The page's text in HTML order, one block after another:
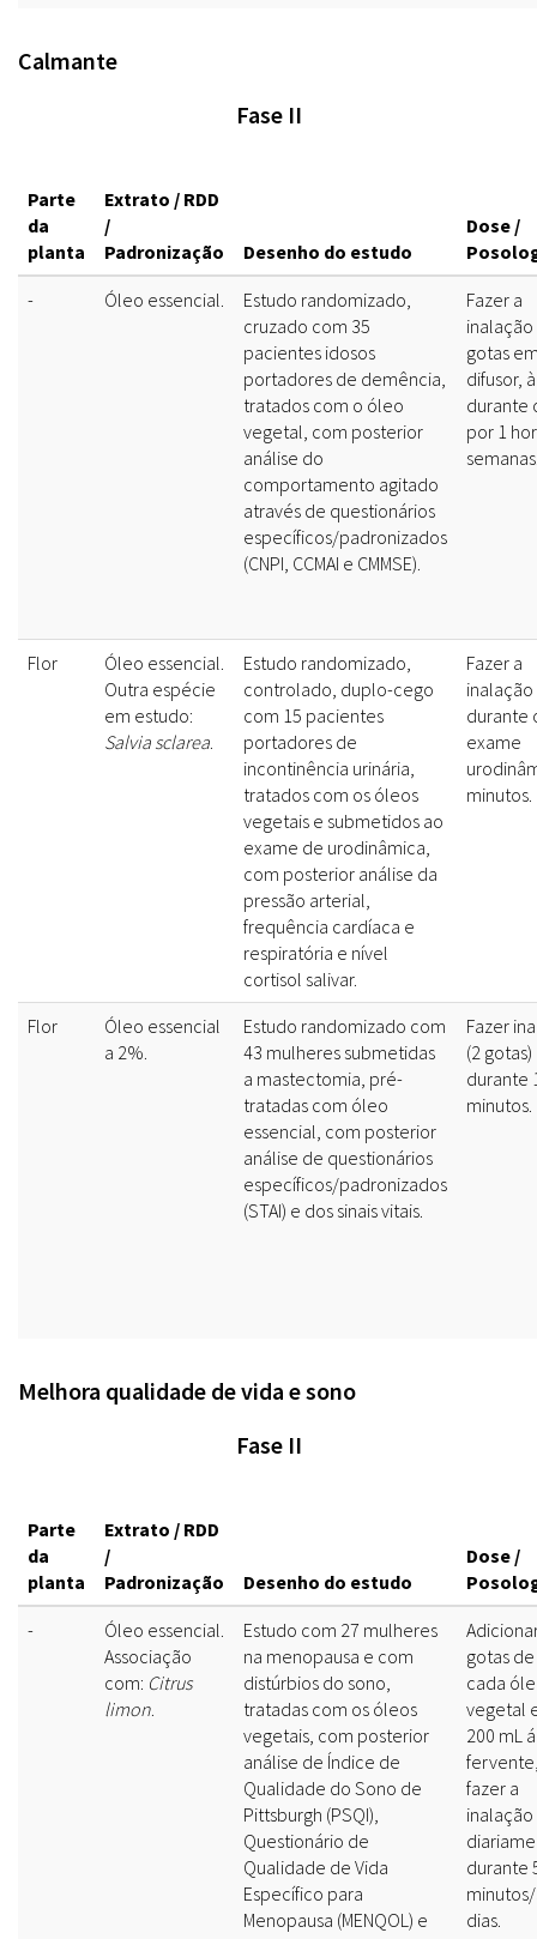
Calmante
Fase II
Parte
da
planta
Extrato / RDD
/
Padronização
Desenho do estudo
Dose /
-
Óleo essencial.
Estudo randomizado,
cruzado com 35
pacientes idosos
portadores de demência,
tratados com o óleo
vegetal, com posterior
análise do
comportamento agitado
através de questionários
específicos/padronizados
(CNPI, CCMAI e CMMSE).
Fazer a
gotas
difusor,
durante
por 1
Flor
Óleo essencial.
Outra espécie
em estudo:
Salvia sclarea.
Estudo randomizado,
controlado, duplo-cego
com 15 pacientes
portadores de
incontinência urinária,
tratados com os óleos
vegetais e submetidos ao
exame de urodinâmica,
com posterior análise da
pressão arterial,
frequência cardíaca e
respiratória e nível
cortisol salivar.
Fazer a
inalação
durante
exame
minutos.
Flor
Óleo essencial
a 2%.
Estudo randomizado com
43 mulheres submetidas
a mastectomia, pré-
tratadas com óleo
essencial, com posterior
análise de questionários
específicos/padronizados
(STAI) e dos sinais vitais.
Fazer
(2 gotas)
durante
minutos.
Melhora qualidade de vida e sono
Fase II
Parte
da
planta
Extrato / RDD
/
Padronização
Desenho do estudo
Dose /
-
Óleo essencial.
Associação
com: Citrus
limon.
Estudo com 27 mulheres
na menopausa e com
distúrbios do sono,
tratadas com os óleos
vegetais, com posterior
análise de Índice de
Qualidade do Sono de
Pittsburgh (PSQI),
Questionário de
Qualidade de Vida
Específico para
Menopausa (MENQOL) e
gotas de
cada
vegetal
200 mL
fazer a
inalação
durante
dias.